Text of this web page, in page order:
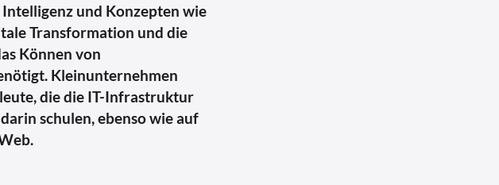
und Konzepten wie
Transformation und die
Können von
Kleinunternehmen
die die IT-Infrastruktur
schulen, ebenso wie auf